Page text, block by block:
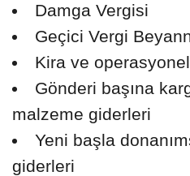
Damga Vergisi
Geçici Vergi
Kira ve
Gönderi başına
malzeme giderleri
Yeni başla
giderleri